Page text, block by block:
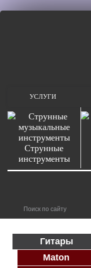
УСЛУГИ
Струнные
инструменты
Гитары
Maton